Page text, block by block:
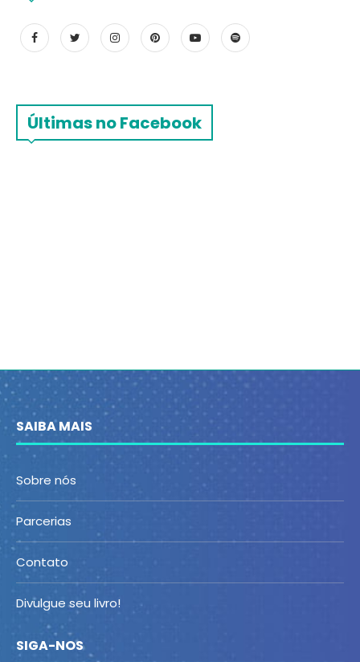
Últimas no Facebook
SAIBA MAIS
Sobre nós
Parcerias
Contato
Divulgue seu livro!
SIGA-NOS